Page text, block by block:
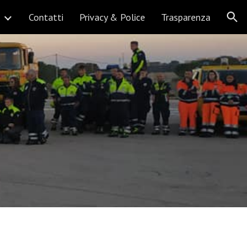
Contatti Privacy & Police Trasparenza